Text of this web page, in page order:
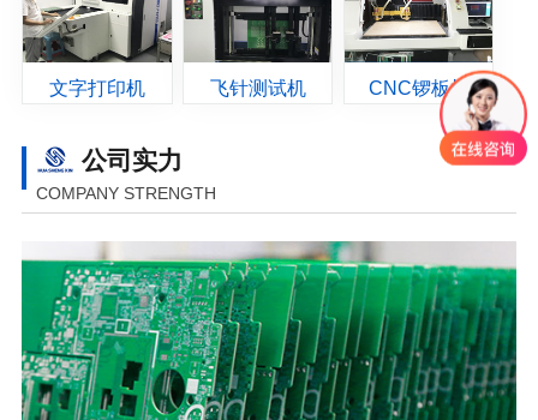
文字打印机 飞针测试机 CNC锣板机
公司实力
COMPANY STRENGTH